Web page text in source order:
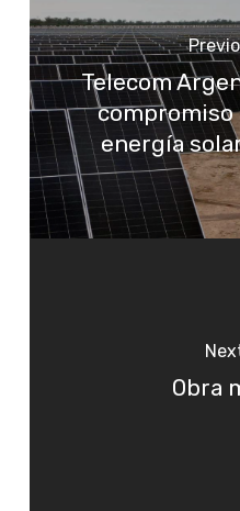
Telecom
compromiso
energía
Obra